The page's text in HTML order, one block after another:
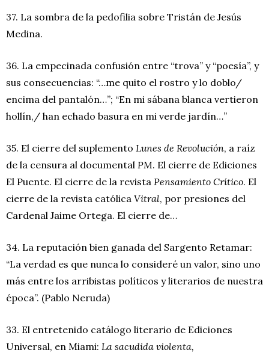
37. La sombra de la pedofilia sobre Tristán de Jesús
Medina.
36. La empecinada confusión entre “trova” y “poesía”, y
sus consecuencias: “…me quito el rostro y lo doblo/
encima del pantalón…”; “En mi sábana blanca vertieron
hollín,/ han echado basura en mi verde jardín…”
35. El cierre del suplemento Lunes de Revolución, a raíz
de la censura al documental PM. El cierre de Ediciones
El Puente. El cierre de la revista Pensamiento Crítico. El
cierre de la revista católica Vitral, por presiones del
Cardenal Jaime Ortega. El cierre de…
34. La reputación bien ganada del Sargento Retamar:
“La verdad es que nunca lo consideré un valor, sino uno
más entre los arribistas políticos y literarios de nuestra
época”. (Pablo Neruda)
33. El entretenido catálogo literario de Ediciones
Universal, en Miami: La sacudida violenta,